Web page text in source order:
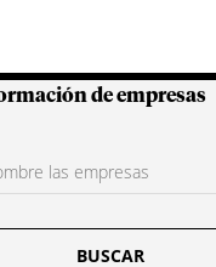
de empresas
BUSCAR